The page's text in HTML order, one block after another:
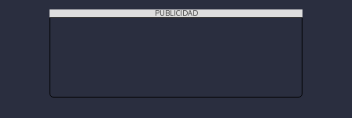
PUBLICIDAD